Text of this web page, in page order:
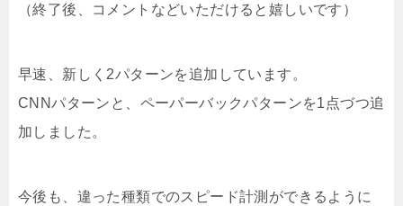
（終了後、コメントなどいただけると嬉しいです）
早速、新しく2パターンを追加しています。
CNNパターンと、ペーパーバックパターンを1点づつ追
加しました。
今後も、違った種類でのスピード計測ができるように